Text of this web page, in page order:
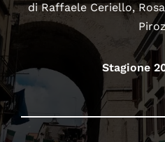
di Raffaele Ceriello,
Stagione